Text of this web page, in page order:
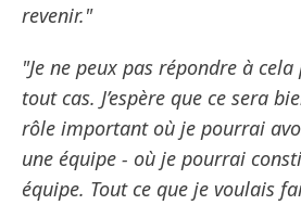
revenir."
"Je ne peux pas répondre à
tout cas. J’espère que ce sera
rôle important où je pourrai
une équipe - où je pourrai
équipe. Tout ce que je voulais